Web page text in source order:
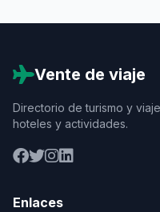
Vente de viaje
Directorio de turismo y
hoteles y actividades.
Enlaces